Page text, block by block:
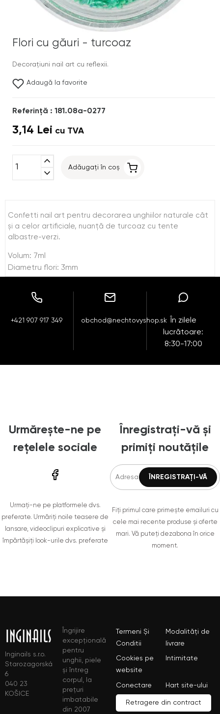
Flori cu găuri - turcoaz
Decoraţiuni nail art cu reflexii.
Adaugă la favorite
Referinţă : 181.08a-0277
3,14 Lei cu TVA
expand_less
expand_more
Adăugați în coș
Confetti nail art pentru decorarea unghiilor naturale cât
şi a celor artificiale, nuanţă de turcoaz cu tente
albastre-verzi.
Volum: 7ml
Diametru flori: 3mm
+421 907 917 349 obchod@nechtovyshop.sk
În zilele
lucrătoare:
8:30-17:00
Urmărește-ne pe
rețelele sociale
Urmați-ne pe platformele dvs.
preferate. Urmăriți noile teasere de
lansare, videoclipuri explicative și
împărtășiți look-urile dvs. preferate
Înregistrați-vă și
primiți noutățile
Fiți primul care primește emailuri cu
cele mai recente produse și oferte
mari. Vă puteți dezabona în orice
moment.
Inginails s.r.o.
Starozagorská
6
040 23
KOŠICE
Îngrijire
excepțională
pentru
unghii, piele
și întreg
corpul, la
prețuri
imbatabile
din 2007
Termeni Și
Conditii
Modalități de
livrare
Cookies pe
website
Intimitate
Conectare Hart site-ului
Retragere din contract